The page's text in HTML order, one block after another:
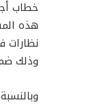
هذه
نظارات
وذلك